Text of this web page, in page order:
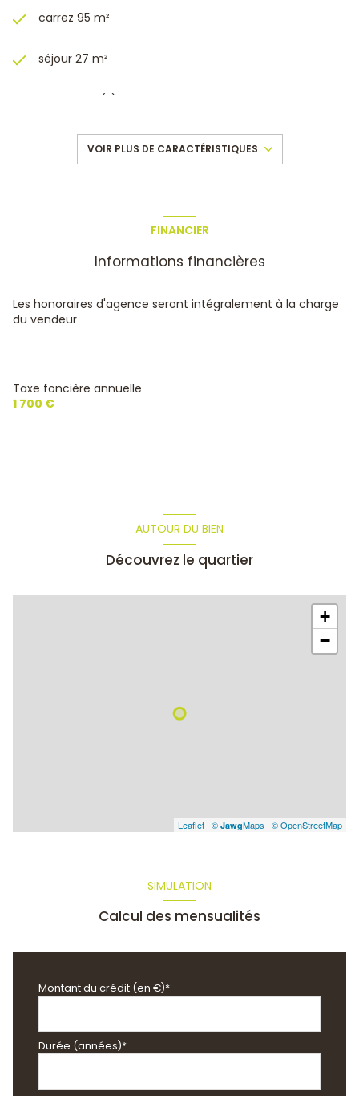
carrez 95 m²
séjour 27 m²
3 chambre(s)
1 salle(s) de bain
cuisine séparée (équipée)
Chauffage central : chaudière (gaz)
exposition Sud
4 étage(s)
VOIR PLUS DE CARACTÉRISTIQUES
FINANCIER
Informations financières
Les honoraires d'agence seront intégralement à la charge
du vendeur
Taxe foncière annuelle
1 700 €
AUTOUR DU BIEN
Découvrez le quartier
+
−
Leaflet | © JawgMaps | © OpenStreetMap
SIMULATION
Calcul des mensualités
Montant du crédit (en €)*
Durée (années)*